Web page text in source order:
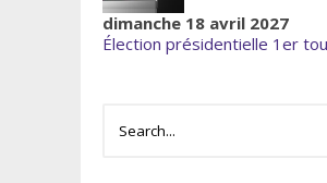
dimanche 18 avril 2027
Élection présidentielle 1er